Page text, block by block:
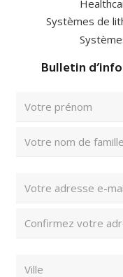
Systèmes de
Bulletin
Nom
Prénom
Adresse
mail
(Nécessaire)
Saisissez
mail
l’e-
Code